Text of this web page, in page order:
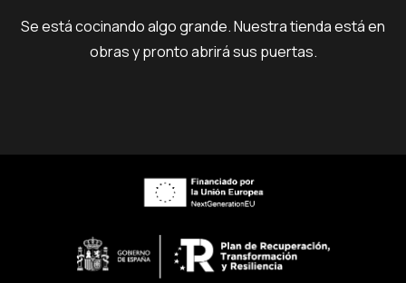
Se está cocinando algo grande. Nuestra tienda está en
obras y pronto abrirá sus puertas.